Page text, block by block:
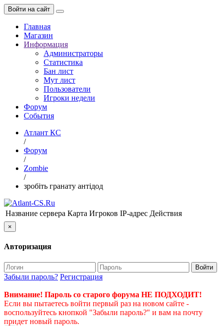
Войти на сайт
Главная
Магазин
Информация
Администраторы
Статистика
Бан лист
Мут лист
Пользователи
Игроки недели
Форум
События
Атлант КС
/
Форум
/
Zombie
/
зробіть гранату антідод
Название сервера Карта Игроков IP-адрес Действия
×
Авторизация
Войти
Забыли пароль? Регистрация
Внимание! Пароль со старого форума НЕ ПОДХОДИТ!
Если вы пытаетесь войти первый раз на новом сайте -
воспользуйтесь кнопкой "Забыли пароль?" и вам на почту
придет новый пароль.